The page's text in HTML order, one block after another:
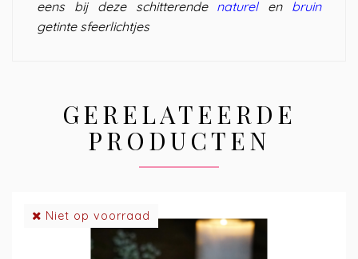
eens bij deze schitterende naturelen bruin
getinte sfeerlichtjes
GERELATEERDE
PRODUCTEN
Niet op voorraad